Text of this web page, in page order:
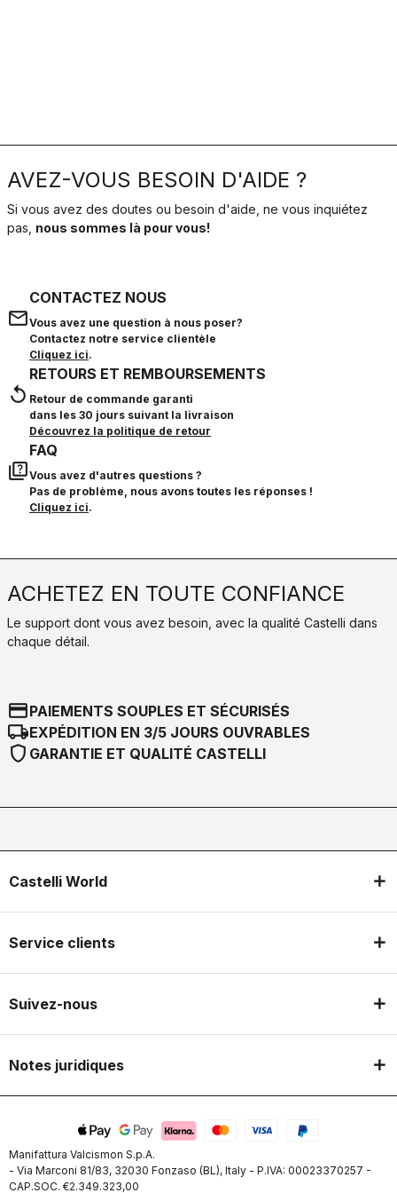
AVEZ-VOUS BESOIN D'AIDE ?
Si vous avez des doutes ou besoin d'aide, ne vous inquiétez
pas, nous sommes là pour vous!
email
CONTACTEZ NOUS
Vous avez une question à nous poser?
Contactez notre service clientèle
Cliquez ici.
replay
RETOURS ET REMBOURSEMENTS
Retour de commande garanti
dans les 30 jours suivant la livraison
Découvrez la politique de retour
quiz
FAQ
Vous avez d'autres questions ?
Pas de problème, nous avons toutes les réponses !
Cliquez ici.
ACHETEZ EN TOUTE CONFIANCE
Le support dont vous avez besoin, avec la qualité Castelli dans
chaque détail.
credit_cardPAIEMENTS SOUPLES ET SÉCURISÉS
local_shippingEXPÉDITION EN 3/5 JOURS OUVRABLES
shield GARANTIE ET QUALITÉ CASTELLI
Castelli World
Service clients
Suivez-nous
Notes juridiques
Manifattura Valcismon S.p.A.
- Via Marconi 81/83, 32030 Fonzaso (BL), Italy - P.IVA: 00023370257 -
CAP.SOC. €2.349.323,00